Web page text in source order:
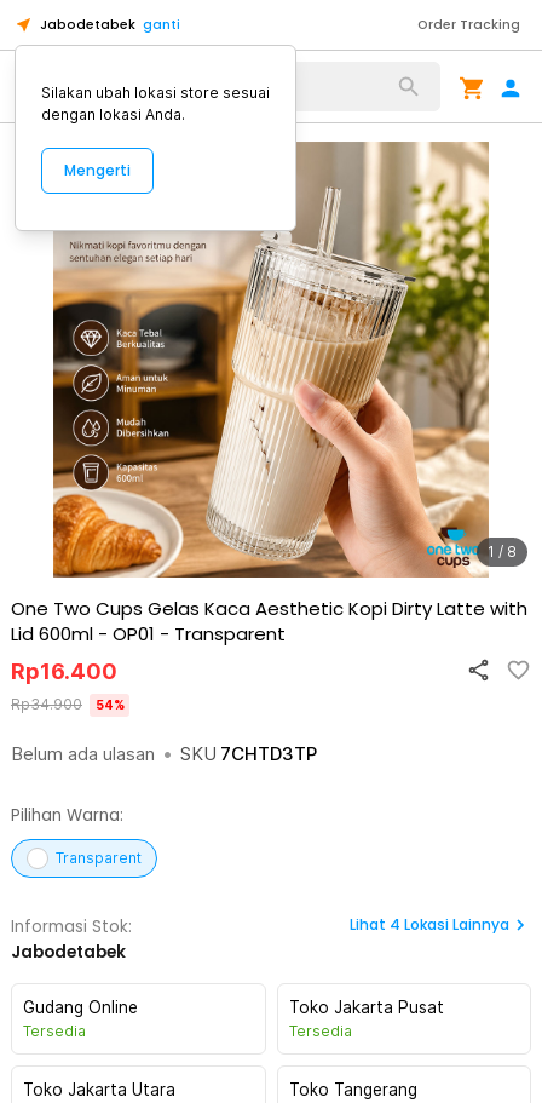
Jabodetabek ganti Order Tracking
Alat Kopi
1 / 8
One Two Cups Gelas Kaca Aesthetic Kopi Dirty Latte with
Lid 600ml - OP01 - Transparent
Belum ada ulasan • SKU 7CHTD3TP
Rp16.400
Rp34.900 54%
Pilihan Warna:
Transparent
Informasi Stok:
Jabodetabek
Lihat 4 Lokasi Lainnya
Gudang Online
Tersedia
Toko Jakarta Pusat
Tersedia
Toko Jakarta Utara Toko Tangerang
Silakan ubah lokasi store sesuai
dengan lokasi Anda.
Mengerti